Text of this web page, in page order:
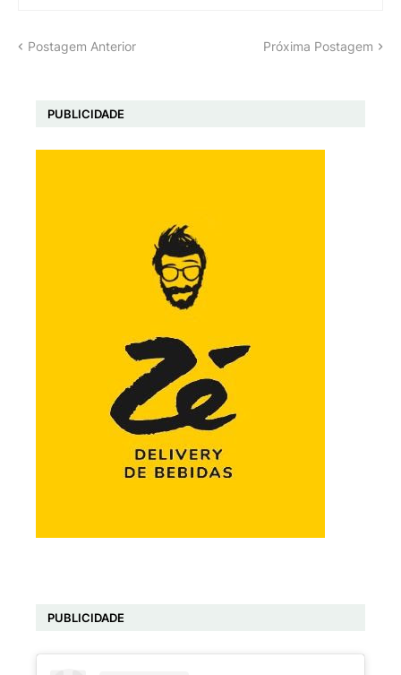
Postagem Anterior Próxima Postagem
PUBLICIDADE
PUBLICIDADE